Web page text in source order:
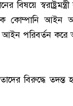
কোম্পানি আইন
আইন পরিবর্তন
বিরুদ্ধে তদন্ত